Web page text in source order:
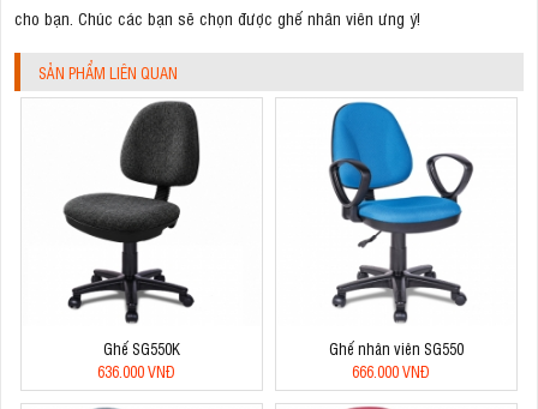
cho bạn. Chúc các bạn sẽ chọn được ghế nhân viên ưng ý!
SẢN PHẨM LIÊN QUAN
Ghế SG550K
636.000 VNĐ
Ghế nhân viên SG550
666.000 VNĐ